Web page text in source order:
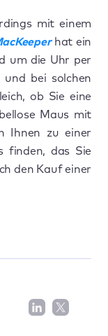
mit einem
hat ein
um die Uhr per
bei solchen
ob Sie eine
Maus mit
Ihnen zu einer
finden, das Sie
den Kauf einer